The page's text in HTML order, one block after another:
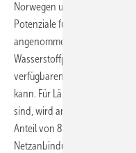
Norwegen und den
Potenziale für Wasserstoff
angenommen, dass
Wasserstoffproduktion als
verfügbaren
kann. Für Länder, die nicht
sind, wird angenommen,
Anteil von 8 % beliefern
Netzanbindung geht die